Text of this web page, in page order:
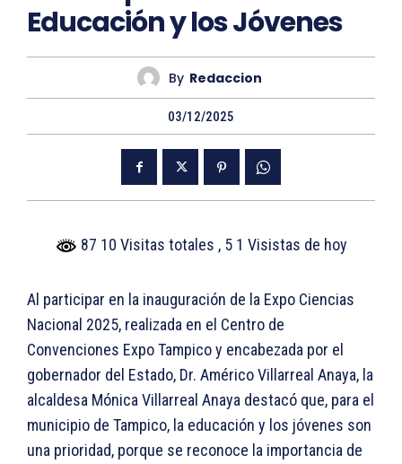
Educación y los Jóvenes
By Redaccion
03/12/2025
87 10 Visitas totales , 5 1 Visistas de hoy
Al participar en la inauguración de la Expo Ciencias
Nacional 2025, realizada en el Centro de
Convenciones Expo Tampico y encabezada por el
gobernador del Estado, Dr. Américo Villarreal Anaya, la
alcaldesa Mónica Villarreal Anaya destacó que, para el
municipio de Tampico, la educación y los jóvenes son
una prioridad, porque se reconoce la importancia de